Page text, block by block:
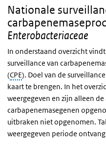
Nationale
Enterobacteriaceae
In onderstaand overzicht
surveillance van
(CPE). Doel van de
kaart te brengen. In het
weergegeven en zijn alleen
carbapenemasegenen
uitbraken niet opgenomen.
weergegeven periode